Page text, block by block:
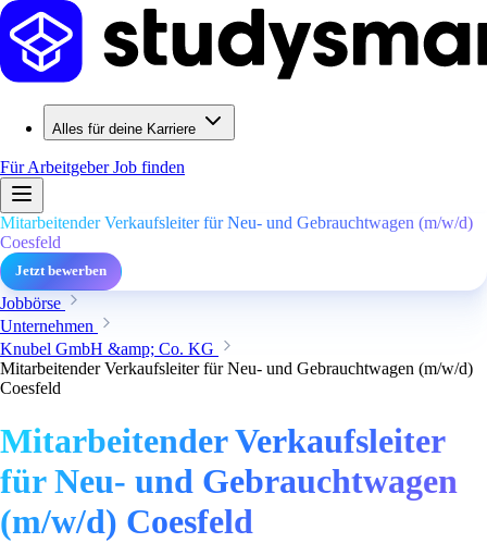
Alles für deine Karriere
Für ArbeitgeberJob finden
Mitarbeitender Verkaufsleiter für Neu- und Gebrauchtwagen (m/w/d)
Coesfeld
Jetzt bewerben
Jobbörse
Unternehmen
Knubel GmbH &amp; Co. KG
Mitarbeitender Verkaufsleiter für Neu- und Gebrauchtwagen (m/w/d)
Coesfeld
Mitarbeitender Verkaufsleiter
für Neu- und Gebrauchtwagen
(m/w/d) Coesfeld